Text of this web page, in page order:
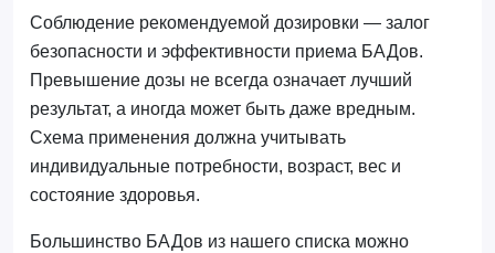
Соблюдение рекомендуемой дозировки — залог
безопасности и эффективности приема БАДов.
Превышение дозы не всегда означает лучший
результат, а иногда может быть даже вредным.
Схема применения должна учитывать
индивидуальные потребности, возраст, вес и
состояние здоровья.
Большинство БАДов из нашего списка можно